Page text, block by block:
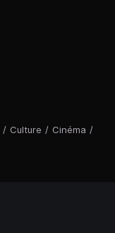
/ Culture / Cinéma /